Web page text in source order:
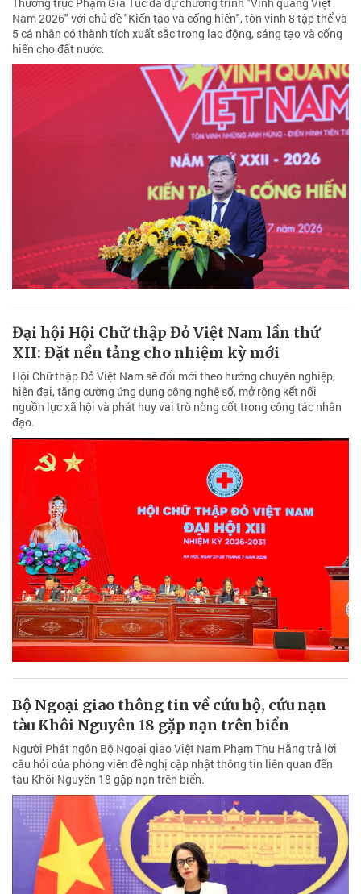
Nam 2026" với chủ đề "Kiến tạo và cống hiến", tôn vinh 8 tập thể và
5 cá nhân có thành tích xuất sắc trong lao động, sáng tạo và cống
hiến cho đất nước.
Đại hội Hội Chữ thập Đỏ Việt Nam lần thứ
XII: Đặt nền tảng cho nhiệm kỳ mới
Hội Chữ thập Đỏ Việt Nam sẽ đổi mới theo hướng chuyên nghiệp,
hiện đại, tăng cường ứng dụng công nghệ số, mở rộng kết nối
nguồn lực xã hội và phát huy vai trò nòng cốt trong công tác nhân
đạo.
Bộ Ngoại giao thông tin về cứu hộ, cứu nạn
tàu Khôi Nguyên 18 gặp nạn trên biển
Người Phát ngôn Bộ Ngoại giao Việt Nam Phạm Thu Hằng trả lời
câu hỏi của phóng viên đề nghị cập nhật thông tin liên quan đến
tàu Khôi Nguyên 18 gặp nạn trên biển.